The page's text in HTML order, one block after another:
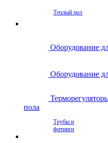
Теплый пол
Оборудование
Оборудование
пола
Трубы и
фитинги